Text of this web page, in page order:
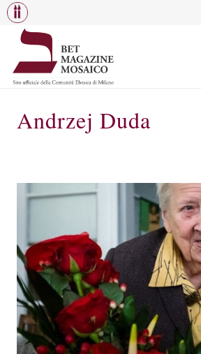
Andrzej Duda